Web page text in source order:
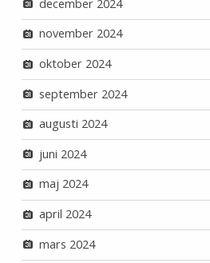
december 2024
november 2024
oktober 2024
september 2024
augusti 2024
juni 2024
maj 2024
april 2024
mars 2024